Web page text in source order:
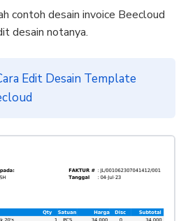
contoh desain invoice Beecloud
desain notanya.
Edit Desain Template